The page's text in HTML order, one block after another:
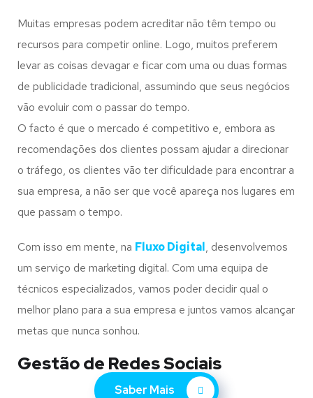
Muitas empresas podem acreditar não têm tempo ou
recursos para competir online. Logo, muitos preferem
levar as coisas devagar e ficar com uma ou duas formas
de publicidade tradicional, assumindo que seus negócios
vão evoluir com o passar do tempo.
O facto é que o mercado é competitivo e, embora as
recomendações dos clientes possam ajudar a direcionar
o tráfego, os clientes vão ter dificuldade para encontrar a
sua empresa, a não ser que você apareça nos lugares em
que passam o tempo.
Com isso em mente, na Fluxo Digital, desenvolvemos
um serviço de marketing digital. Com uma equipa de
técnicos especializados, vamos poder decidir qual o
melhor plano para a sua empresa e juntos vamos alcançar
metas que nunca sonhou.
Gestão de Redes Sociais
Saber Mais